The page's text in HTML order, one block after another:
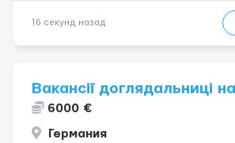
16 секунд назад
Вакансії доглядальниці
6000 €
Германия